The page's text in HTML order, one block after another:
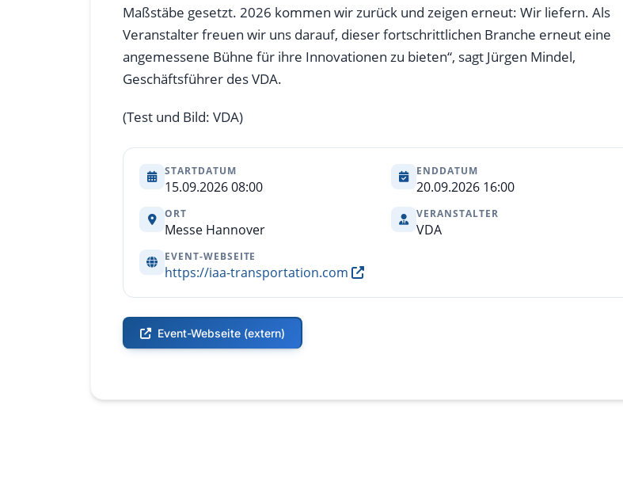
Maßstäbe gesetzt. 2026 kommen wir zurück und zeigen erneut: Wir liefern. Als
Veranstalter freuen wir uns darauf, dieser fortschrittlichen Branche erneut eine
angemessene Bühne für ihre Innovationen zu bieten“, sagt Jürgen Mindel,
Geschäftsführer des VDA.
(Test und Bild: VDA)
STARTDATUM
15.09.2026 08:00
ENDDATUM
20.09.2026 16:00
ORT
Messe Hannover
VERANSTALTER
VDA
EVENT-WEBSEITE
https://iaa-transportation.com
Event-Webseite (extern)